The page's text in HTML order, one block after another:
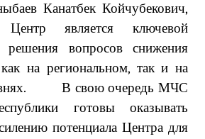
Канатбек Койчубекович,
является ключевой
вопросов снижения
на региональном, так и на
В свою очередь МЧС
готовы оказывать
потенциала Центра для